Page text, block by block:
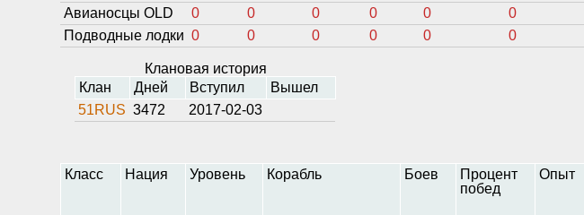
Авианосцы OLD
0 0 0 0 0 0
Подводные лодки 0 0 0 0 0 0
Клановая история
Клан
Дней Вступил
Вышел
51RUS 3472 2017-02-03
Класс Нация Уровень Корабль Боев
Процент
побед
Опыт